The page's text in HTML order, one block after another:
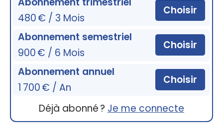
480 € / 3 Mois
Choisir
Abonnement semestriel
900 € / 6 Mois
Choisir
Abonnement annuel
1 700 € / An
Choisir
Déjà abonné ? Je me connecte